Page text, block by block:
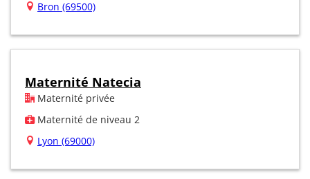
Bron (69500)
Maternité Natecia
Maternité privée
Maternité de niveau 2
Lyon (69000)